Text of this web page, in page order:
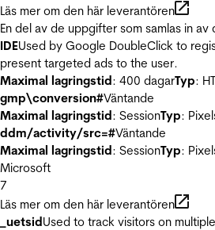
Läs mer om den här leverantören
En del av de uppgifter som samlas in
IDEUsed by Google DoubleClick to
present targeted ads to the user.
Maximal lagringstid: 400 dagarTyp:
gmp\conversion#Väntande
Maximal lagringstid: SessionTyp:
ddm/activity/src=#Väntande
Maximal lagringstid: SessionTyp:
Microsoft
7
Läs mer om den här leverantören
_uetsidUsed to track visitors on